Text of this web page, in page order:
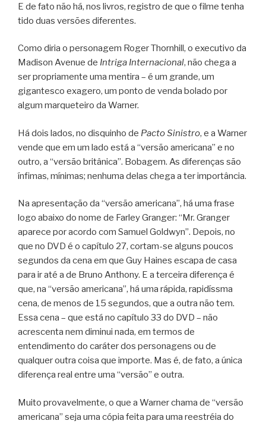
E de fato não há, nos livros, registro de que o filme tenha
tido duas versões diferentes.
Como diria o personagem Roger Thornhill, o executivo da
Madison Avenue de Intriga Internacional, não chega a
ser propriamente uma mentira – é um grande, um
gigantesco exagero, um ponto de venda bolado por
algum marqueteiro da Warner.
Há dois lados, no disquinho de Pacto Sinistro, e a Warner
vende que em um lado está a “versão americana” e no
outro, a “versão britânica”. Bobagem. As diferenças são
ínfimas, mínimas; nenhuma delas chega a ter importância.
Na apresentação da “versão americana”, há uma frase
logo abaixo do nome de Farley Granger: “Mr. Granger
aparece por acordo com Samuel Goldwyn”. Depois, no
que no DVD é o capítulo 27, cortam-se alguns poucos
segundos da cena em que Guy Haines escapa de casa
para ir até a de Bruno Anthony. E a terceira diferença é
que, na “versão americana”, há uma rápida, rapidíssma
cena, de menos de 15 segundos, que a outra não tem.
Essa cena – que está no capítulo 33 do DVD – não
acrescenta nem diminui nada, em termos de
entendimento do caráter dos personagens ou de
qualquer outra coisa que importe. Mas é, de fato, a única
diferença real entre uma “versão” e outra.
Muito provavelmente, o que a Warner chama de “versão
americana” seja uma cópia feita para uma reestréia do